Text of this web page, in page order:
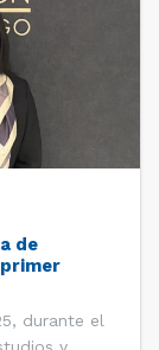
de
durante el